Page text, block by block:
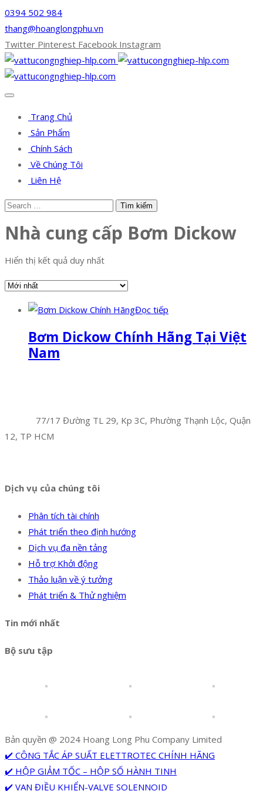
0394 502 984
thang@hoanglongphu.vn
Twitter Pinterest Facebook Instagram
Trang Chủ
Sản Phẩm
Chính Sách
Về Chúng Tôi
Liên Hệ
Nhà cung cấp Bơm Dickow
Hiển thị kết quả duy nhất
Đọc tiếp
Bơm Dickow Chính Hãng Tại Việt
Nam
77/17 Đường TL 29, Kp 3C, Phường Thạnh Lộc, Quận
12, TP HCM
Dịch vụ của chúng tôi
Phân tích tài chính
Phát triển theo định hướng
Dịch vụ đa nền tảng
Hỗ trợ Khởi động
Thảo luận về ý tưởng
Phát triển & Thử nghiệm
Tin mới nhất
Bộ sưu tập
Bản quyền @ 2024 Hoang Long Phu Company Limited
✔️ CÔNG TẮC ÁP SUẤT ELETTROTEC CHÍNH HÃNG
✔️ HỘP GIẢM TỐC – HỘP SỐ HÀNH TINH
✔️ VAN ĐIỀU KHIỂN-VALVE SOLENNOID